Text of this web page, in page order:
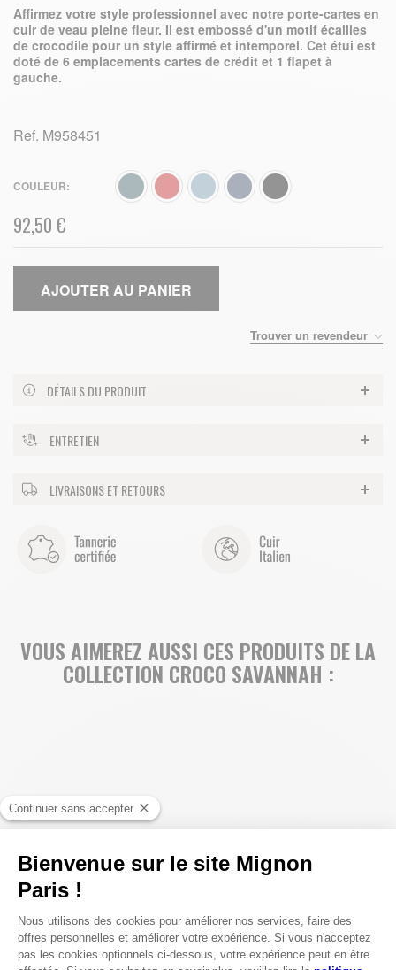
Affirmez votre style professionnel avec notre porte-cartes en
cuir de veau pleine fleur. Il est embossé d'un motif écailles
de crocodile pour un style affirmé et intemporel. Cet étui est
doté de 6 emplacements cartes de crédit et 1 flapet à
gauche.
Ref. M958451
COULEUR
92,50 €
AJOUTER AU PANIER
Trouver un revendeur
DÉTAILS DU PRODUIT
ENTRETIEN
LIVRAISONS ET RETOURS
VOUS AIMEREZ AUSSI CES PRODUITS DE LA
COLLECTION CROCO SAVANNAH :